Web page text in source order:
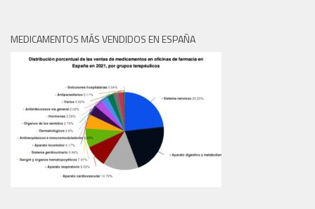
MEDICAMENTOS MÁS VENDIDOS EN ESPAÑA